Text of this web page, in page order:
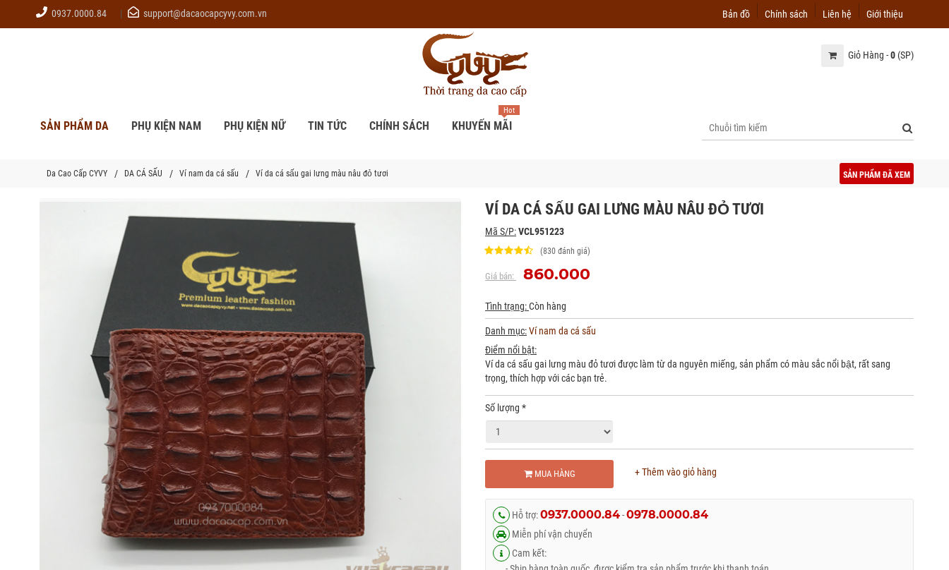
0937.0000.84 support@dacaocapcyvy.com.vn Bản đồ Chính sách Liên hệ Giới thiệu
Giỏ Hàng -0(SP)
SẢN PHẨM DA PHỤ KIỆN NAM PHỤ KIỆN NỮ TIN TỨC CHÍNH SÁCH KHUYẾN MÃI
Hot
Da Cao Cấp CYVY DA CÁ SẤU Ví nam da cá sấu Ví da cá sấu gai lưng màu nâu đỏ tươi SẢN PHẨM ĐÃ XEM
VÍ DA CÁ SẤU GAI LƯNG MÀU NÂU ĐỎ TƯƠI
Mã S/P:VCL951223
(830 đánh giá)
Giá bán: 860.000
Tình trạng:Còn hàng
Danh mục:Ví nam da cá sấu
Điểm nổi bật:
Ví da cá sấu gai lưng màu đỏ tươi được làm từ da nguyên miếng, sản phẩm có màu sắc nổi bật, rất sang
trọng, thích hợp với các bạn trẻ.
Số lượng *
MUA HÀNG + Thêm vào giỏ hàng
Hỗ trợ:0937.0000.84-0978.0000.84
Miễn phí vận chuyển
Cam kết: